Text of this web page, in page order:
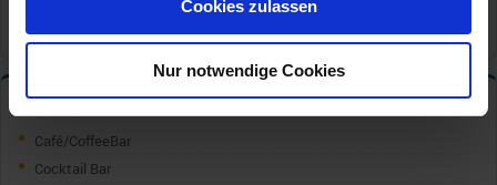
Cookies zulassen
Nur notwendige Cookies
Bars und Cafe s
Café/CoffeeBar
Cocktail Bar